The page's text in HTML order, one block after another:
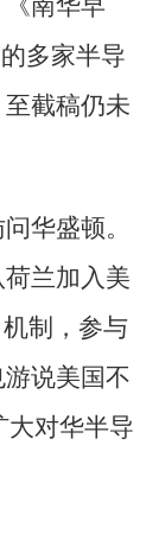
多家半导
截稿仍未
华盛顿。
兰加入美
机制，参与
说美国不
大对华半导